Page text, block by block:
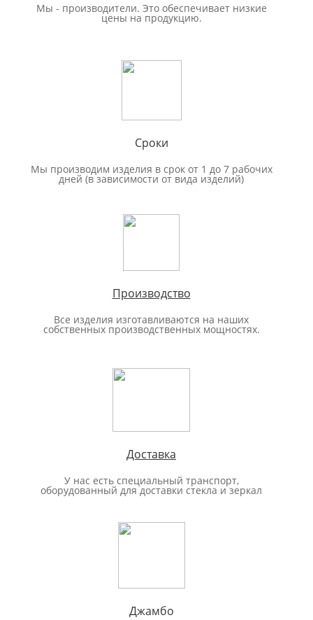
Мы - производители. Это обеспечивает низкие
цены на продукцию.
Сроки
Мы производим изделия в срок от 1 до 7 рабочих
дней (в зависимости от вида изделий)
Производство
Все изделия изготавливаются на наших
собственных производственных мощностях.
Доставка
У нас есть специальный транспорт,
оборудованный для доставки стекла и зеркал
Джамбо